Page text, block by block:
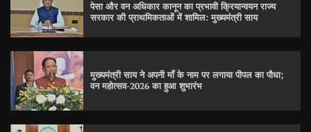
पेसा और वन अधिकार कानून का प्रभावी क्रियान्वयन राज्य
सरकार की प्राथमिकताओं में शामिल: मुख्यमंत्री साय
मुख्यमंत्री साय ने अपनी माँ के नाम पर लगाया पीपल का पौधा;
वन महोत्सव-2026 का हुआ शुभारंभ